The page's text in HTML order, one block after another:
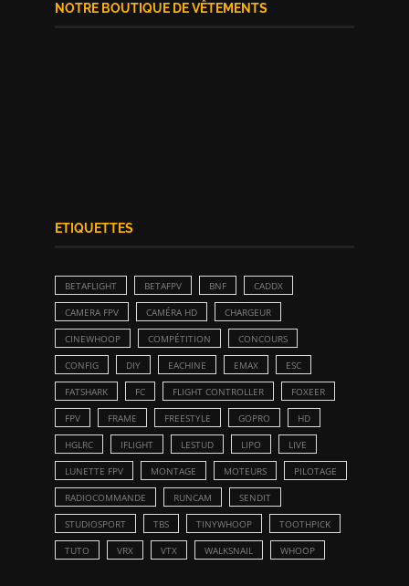
NOTRE BOUTIQUE DE VÊTEMENTS
ETIQUETTES
BETAFLIGHT BETAFPV BNF CADDX
CAMERA FPV CAMÉRA HD CHARGEUR
CINEWHOOP COMPÉTITION CONCOURS
CONFIG DIY EACHINE EMAX ESC
FATSHARK FC FLIGHT CONTROLLER FOXEER
FPV FRAME FREESTYLE GOPRO HD
HGLRC IFLIGHT LESTUD LIPO LIVE
LUNETTE FPV MONTAGE MOTEURS PILOTAGE
RADIOCOMMANDE RUNCAM SENDIT
STUDIOSPORT TBS TINYWHOOP TOOTHPICK
TUTO VRX VTX WALKSNAIL WHOOP